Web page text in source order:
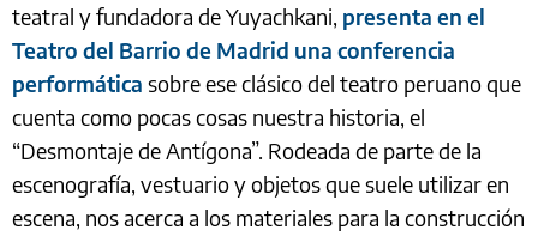
teatral y fundadora de Yuyachkani, presenta en el
Teatro del Barrio de Madrid una conferencia
performática sobre ese clásico del teatro peruano que
cuenta como pocas cosas nuestra historia, el
“Desmontaje de Antígona”. Rodeada de parte de la
escenografía, vestuario y objetos que suele utilizar en
escena, nos acerca a los materiales para la construcción